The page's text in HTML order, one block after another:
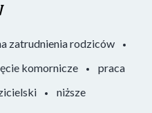
zatrudnienia rodziców
komornicze
praca
niższe